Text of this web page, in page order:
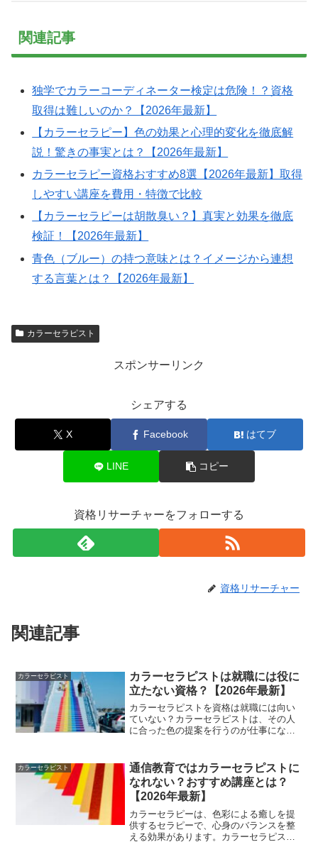
関連記事
独学でカラーコーディネーター検定は危険！？資格
取得は難しいのか？【2026年最新】
【カラーセラピー】色の効果と心理的変化を徹底解
説！驚きの事実とは？【2026年最新】
カラーセラピー資格おすすめ8選【2026年最新】取得
しやすい講座を費用・特徴で比較
【カラーセラピーは胡散臭い？】真実と効果を徹底
検証！【2026年最新】
青色（ブルー）の持つ意味とは？イメージから連想
する言葉とは？【2026年最新】
カラーセラピスト
スポンサーリンク
シェアする
X Facebook はてブ
LINE コピー
資格リサーチャーをフォローする
資格リサーチャー
関連記事
カラーセラピスト
カラーセラピストは就職には役に
立たない資格？【2026年最新】
カラーセラピストを資格は就職には向い
ていない？カラーセラピストは、その人
に合った色の提案を行うのが仕事になり
ん。つまり、この資格を取得したからと
いってもそれが就職に結び付...
カラーセラピスト
通信教育ではカラーセラピストに
なれない？おすすめ講座とは？
【2026年最新】
カラーセラピーは、色彩による癒しを提
供するセラピーで、心身のバランスを整
える効果があります。カラーセラピスト